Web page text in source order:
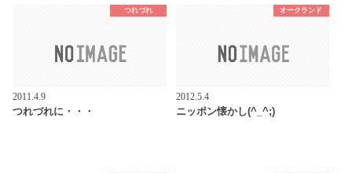
つれづれ
2011.4.9
つれづれに・・・
オークランド
2012.5.4
ニッポン懐かし(^_^;)